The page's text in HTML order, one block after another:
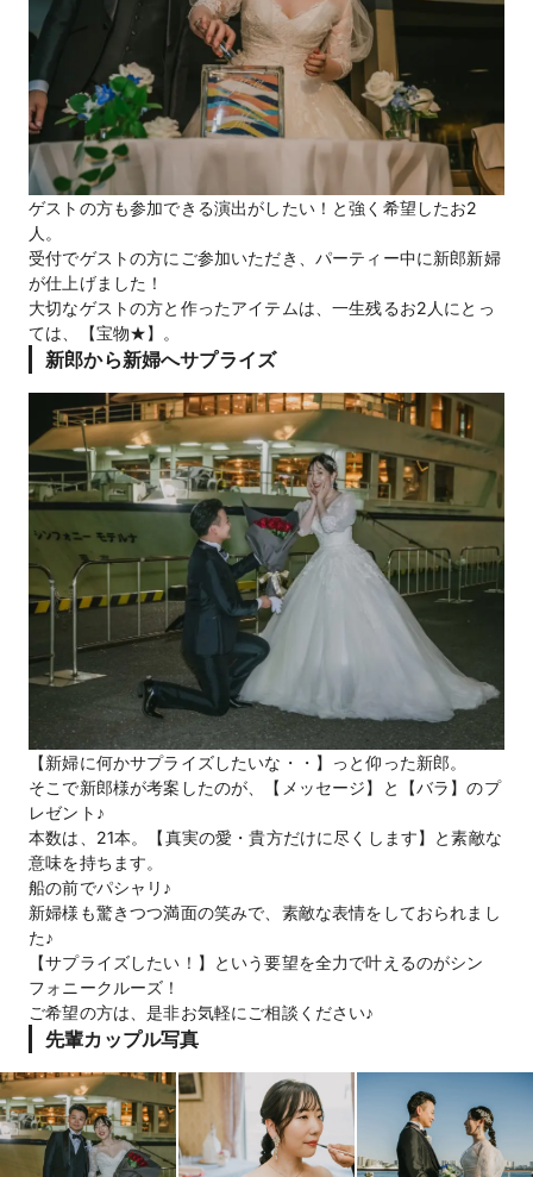
ゲストの方も参加できる演出がしたい！と強く希望したお2
人。
受付でゲストの方にご参加いただき、パーティー中に新郎新婦
が仕上げました！
大切なゲストの方と作ったアイテムは、一生残るお2人にとっ
ては、【宝物★】。
新郎から新婦へサプライズ
【新婦に何かサプライズしたいな・・】っと仰った新郎。
そこで新郎様が考案したのが、【メッセージ】と【バラ】のプ
レゼント♪
本数は、21本。【真実の愛・貴方だけに尽くします】と素敵な
意味を持ちます。
船の前でパシャリ♪
新婦様も驚きつつ満面の笑みで、素敵な表情をしておられまし
た♪
【サプライズしたい！】という要望を全力で叶えるのがシン
フォニークルーズ！
ご希望の方は、是非お気軽にご相談ください♪
先輩カップル写真